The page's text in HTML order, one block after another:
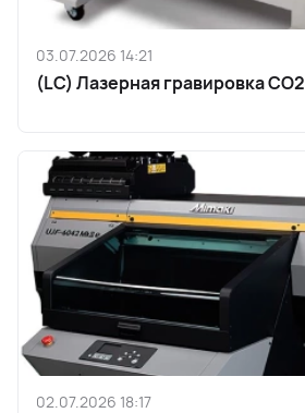
03.07.2026 14:21
(LC) Лазерная гравировка CO2
02.07.2026 18:17